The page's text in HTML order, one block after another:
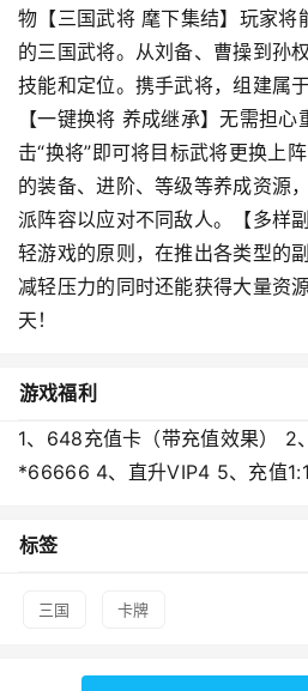
物【三国武将 麾下集结】玩家将
的三国武将。从刘备、曹操到孙
技能和定位。携手武将，组建属
【一键换将 养成继承】无需担
击“换将”即可将目标武将更换上
的装备、进阶、等级等养成资源
派阵容以应对不同敌人。【多样
轻游戏的原则，在推出各类型的
减轻压力的同时还能获得大量资
天！
游戏福利
1、648充值卡（带充值效果） 2
*66666 4、直升VIP4 5、充值
标签
三国 卡牌